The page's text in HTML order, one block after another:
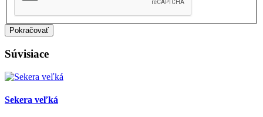
Pokračovať
Súvisiace
Sekera veľká